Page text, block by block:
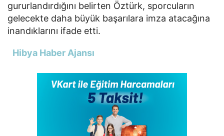
gururlandırdığını belirten Öztürk, sporcuların
gelecekte daha büyük başarılara imza atacağına
inandıklarını ifade etti.
Hibya Haber Ajansı